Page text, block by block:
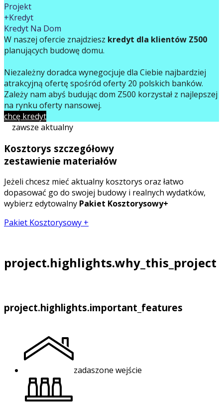
Projekt
+Kredyt
Kredyt Na Dom
W naszej ofercie znajdziesz kredyt dla klientów Z500
planujących budowę domu.
Niezależny doradca wynegocjuje dla Ciebie najbardziej
atrakcyjną ofertę spośród oferty 20 polskich banków.
Zależy nam abyś budując dom Z500 korzystał z najlepszej
na rynku oferty finansowej.
chcę kredyt
zawsze aktualny
Kosztorys szczegółowy
zestawienie materiałów
Jeżeli chcesz mieć aktualny kosztorys oraz łatwo
dopasować go do swojej budowy i realnych wydatków,
wybierz edytowalny Pakiet Kosztorysowy+
Pakiet Kosztorysowy +
project.highlights.why_this_project
project.highlights.important_features
zadaszone wejście